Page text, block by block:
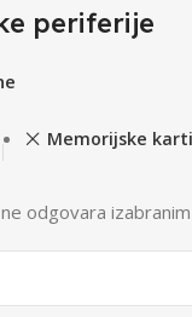
periferije
Memorijske
odgovara